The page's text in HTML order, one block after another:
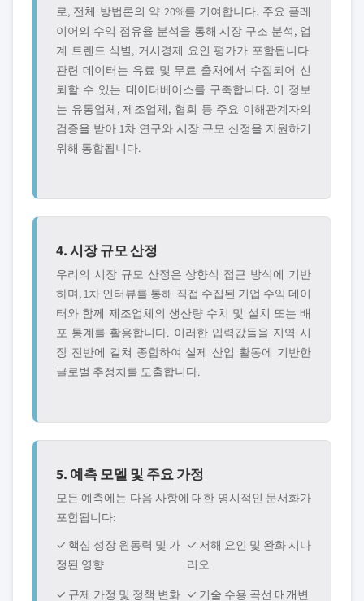
로, 전체 방법론의 약 20%를 기여합니다. 주요 플레
이어의 수익 점유율 분석을 통해 시장 구조 분석, 업
계 트렌드 식별, 거시경제 요인 평가가 포함됩니다.
관련 데이터는 유료 및 무료 출처에서 수집되어 신
뢰할 수 있는 데이터베이스를 구축합니다. 이 정보
는 유통업체, 제조업체, 협회 등 주요 이해관계자의
검증을 받아 1차 연구와 시장 규모 산정을 지원하기
위해 통합됩니다.
4. 시장 규모 산정
우리의 시장 규모 산정은 상향식 접근 방식에 기반
하며, 1차 인터뷰를 통해 직접 수집된 기업 수익 데이
터와 함께 제조업체의 생산량 수치 및 설치 또는 배
포 통계를 활용합니다. 이러한 입력값들을 지역 시
장 전반에 걸쳐 종합하여 실제 산업 활동에 기반한
글로벌 추정치를 도출합니다.
5. 예측 모델 및 주요 가정
모든 예측에는 다음 사항에 대한 명시적인 문서화가
포함됩니다:
✓ 핵심 성장 원동력 및 가
정된 영향
✓ 저해 요인 및 완화 시나
리오
✓ 규제 가정 및 정책 변화 ✓ 기술 수용 곡선 매개변